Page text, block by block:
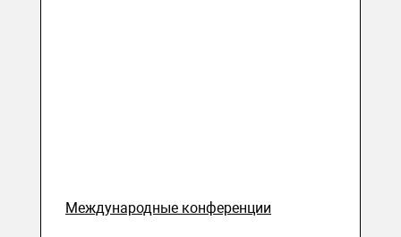
Международные конференции